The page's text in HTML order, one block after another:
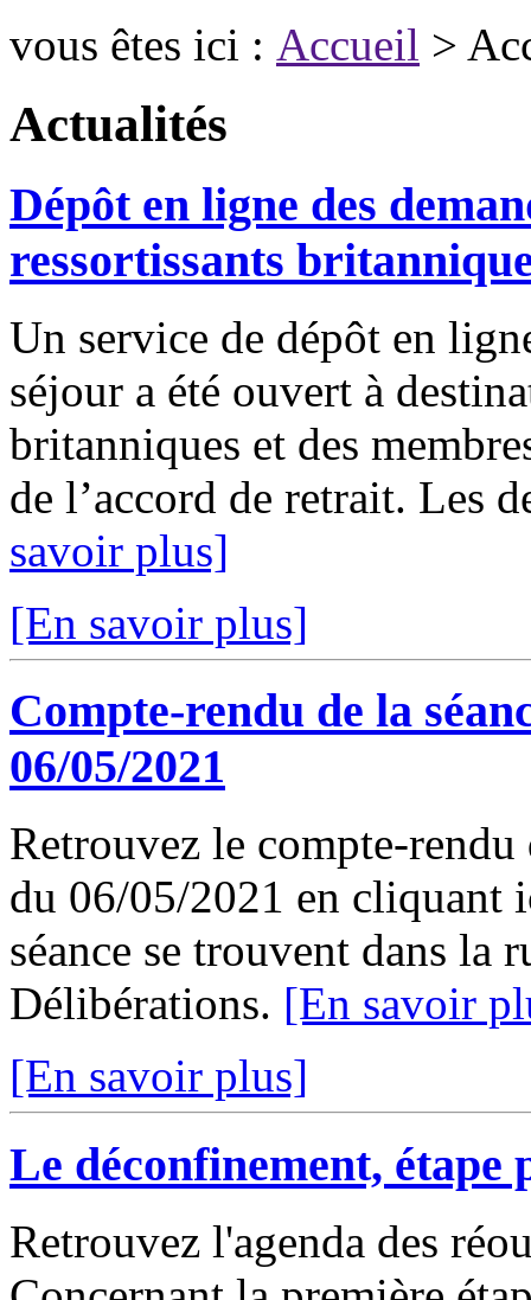
vous êtes ici : Accueil >
Actualités
Dépôt en ligne des
ressortissants
Un service de dépôt en
séjour a été ouvert à
britanniques et des
de l’accord de retrait. Les
savoir plus]
[En savoir plus]
Compte-rendu de la
06/05/2021
Retrouvez le compte-
du 06/05/2021 en cliquant
séance se trouvent dans
Délibérations. [En savoir
[En savoir plus]
Le déconfinement, étape
Retrouvez l'agenda des